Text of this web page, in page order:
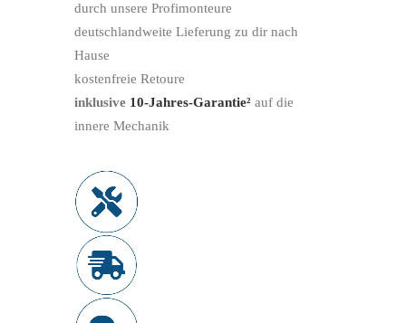
durch unsere Profimonteure
deutschlandweite Lieferung zu dir nach
Hause
kostenfreie Retoure
inklusive 10-Jahres-Garantie² auf die
innere Mechanik